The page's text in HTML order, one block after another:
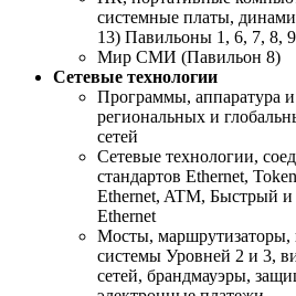
системные платы,
13) Павильоны 1, 6, 7, 8,
Мир СМИ (Павильон 8)
Сетевые технологии
Программы, аппаратура
региональных и
сетей
Сетевые технологии,
стандартов Ethernet,
Ethernet, ATM, Быстрый
Ethernet
Мосты,
системы Уровней 2 и 3,
сетей, брандмауэры,